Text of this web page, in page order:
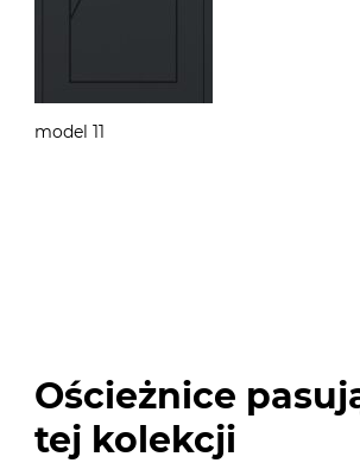
model 11
Ościeżnice
tej kolekcji